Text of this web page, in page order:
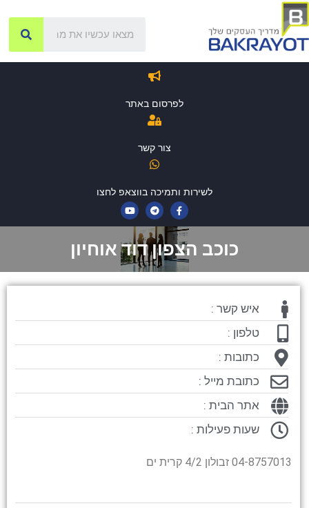
לפרסום באתר
צור קשר
לשירות ותמיכה בווצאפ לחצו
כוכב הצפון דוד אוחיון
איש קשר :
טלפון :
כתובות :
כתובת מייל :
אתר הבית :
שעות פעילות :
04-8757013 זבולון 4/2 קרית ים